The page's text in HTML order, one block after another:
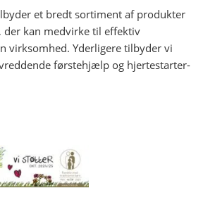
et bredt sortiment af produkter
der kan medvirke til effektiv
virksomhed. Yderligere tilbyder vi
førstehjælp og hjertestarter-